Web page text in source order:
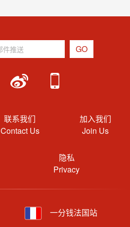
联系我们
Contact Us
加入我们
Join Us
隐私
Privacy
一分钱法国站